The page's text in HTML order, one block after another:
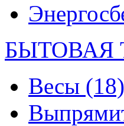
БЫТОВАЯ
Весы (18)